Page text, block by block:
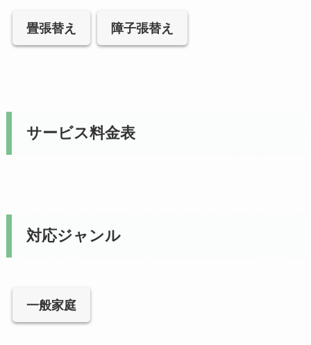
畳張替え 障子張替え
サービス料金表
対応ジャンル
一般家庭